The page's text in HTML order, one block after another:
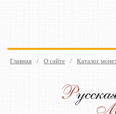
Главная / О сайте / Каталог